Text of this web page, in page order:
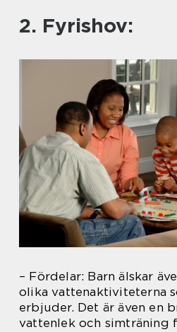
2. Fyrishov:
– Fördelar: Barn älskar
olika vattenaktiviteterna
erbjuder. Det är även en
vattenlek och simträning